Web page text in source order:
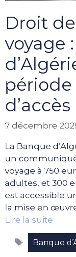
Droit
voyage
d’accès
7 décembre
La Banque
un
voyage à 750
adultes, et 300
est accessible
la mise en
Lire la suite
Étiquettes
Banque